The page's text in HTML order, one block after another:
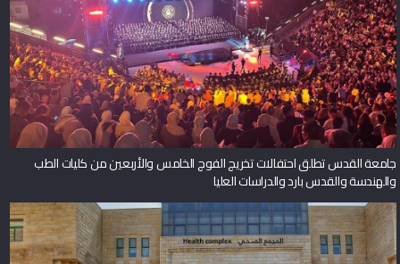
جامعة القدس تطلق احتفالات تخريج الفوج الخامس والأربعين من كليات الطب
والهندسة والقدس بارد والدراسات العليا